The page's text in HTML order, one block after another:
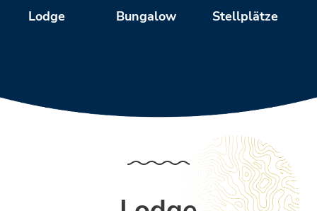
Lodge Bungalow Stellplätze